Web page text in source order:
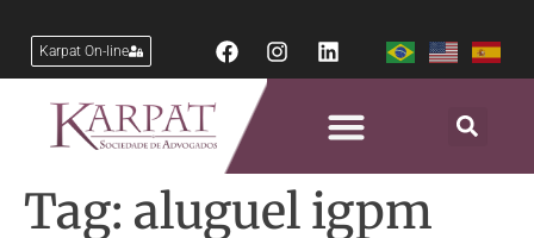
Karpat On-line
Tag: aluguel igpm